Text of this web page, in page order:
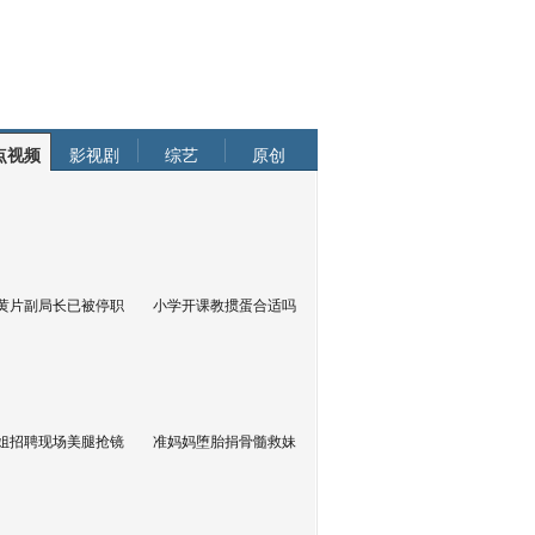
视频 影视剧 综艺 原创
片副局长已被停职 小学开课教掼蛋合适吗
招聘现场美腿抢镜 准妈妈堕胎捐骨髓救妹